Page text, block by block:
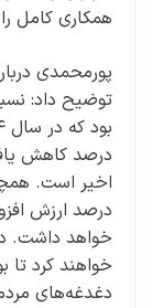
همکاری کامل
درصد کاهش
درصد ارزش
خواهد داشت.
خواهند کرد تا
دغدغه‌های